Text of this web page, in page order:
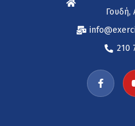
Γουδή,
210